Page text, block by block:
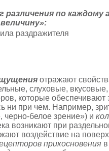
различения по каждому
раздражителя
отражают
слуховые,
которые обеспечивают
ни при чем. Например,
черно-белое зрение») и
возникают при
воздействие на
прикосновения